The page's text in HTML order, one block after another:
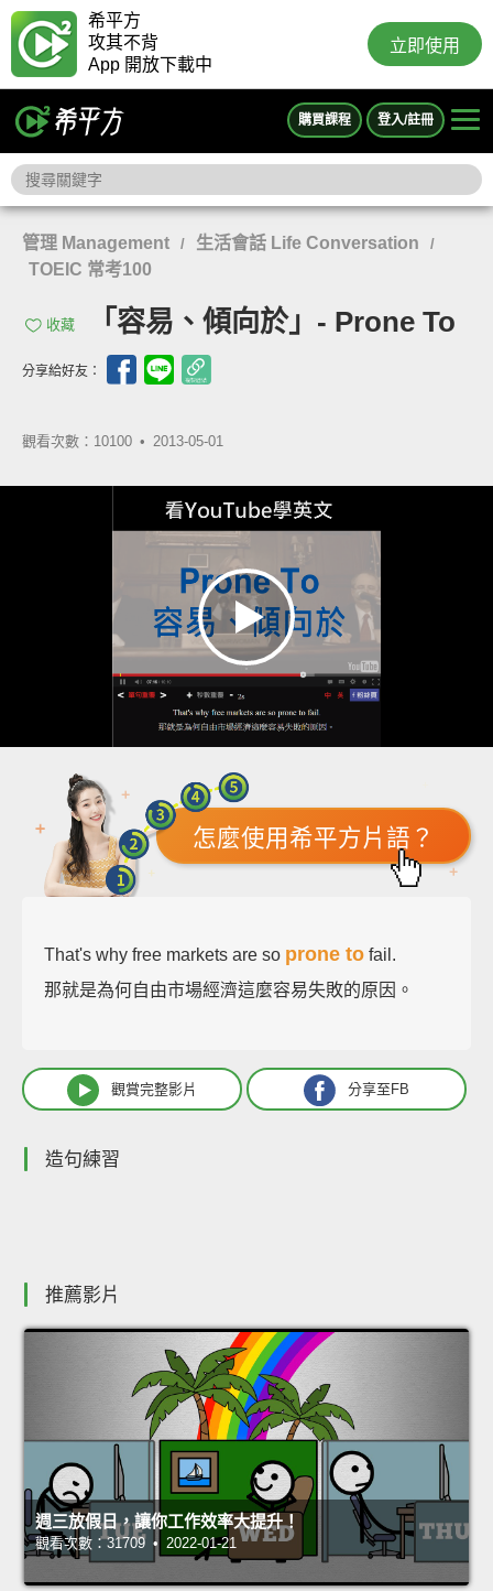
希平方
攻其不背
App 開放下載中
立即使用
購買課程 登入/註冊
管理 Management / 生活會話 Life Conversation /
TOEIC 常考100
收藏 「容易、傾向於」- Prone To
分享給好友：
觀看次數：10100 • 2013-05-01
怎麼使用希平方片語？
That's why free markets are so prone to fail.
那就是為何自由市場經濟這麼容易失敗的原因。
觀賞完整影片 分享至FB
造句練習
推薦影片
週三放假日，讓你工作效率大提升！
觀看次數：31709 • 2022-01-21